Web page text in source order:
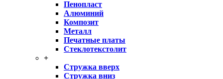
Пенопласт
Алюминий
Композит
Металл
Печатные платы
Стеклотекстолит
+
Стружка вверх
Стружка вниз